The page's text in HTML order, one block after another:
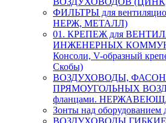
ФИЛЬТРЫ для
НЕРЖ, МЕТАЛЛ)
01. КРЕПЕЖ для
ИНЖЕНЕРНЫХ
Консоли, V-образный
Скобы)
ВОЗДУХОВОДЫ,
ПРЯМОУГОЛЬНЫХ
фланцами.
Зонты над оборудованием
ВОЗДУХОВОДЫ ГИБКИЕ